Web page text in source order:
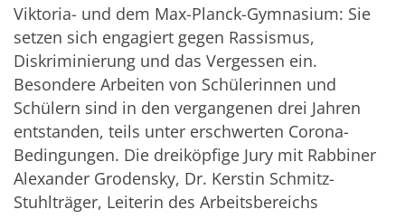
Viktoria- und dem Max-Planck-Gymnasium: Sie
setzen sich engagiert gegen Rassismus,
Diskriminierung und das Vergessen ein.
Besondere Arbeiten von Schülerinnen und
Schülern sind in den vergangenen drei Jahren
entstanden, teils unter erschwerten Corona-
Bedingungen. Die dreiköpfige Jury mit Rabbiner
Alexander Grodensky, Dr. Kerstin Schmitz-
Stuhlträger, Leiterin des Arbeitsbereichs